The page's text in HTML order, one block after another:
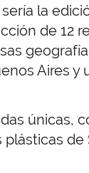
la
de 12
Aires y
únicas,
de